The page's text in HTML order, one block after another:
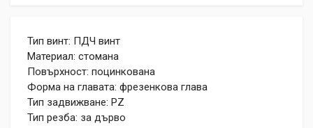
Тип винт: ПДЧ винт
Материал: стомана
Повърхност: поцинкована
Форма на главата: фрезенкова глава
Тип задвижване: PZ
Тип резба: за дърво